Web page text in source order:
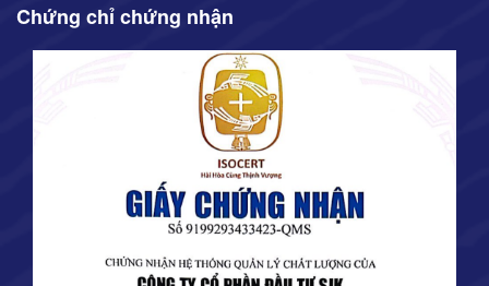
Chứng chỉ chứng nhận